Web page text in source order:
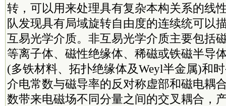
转，可以用来处理具有复杂本构关系的线
队发现具有局域旋转自由度的连续统可以
互易光学介质。非互易光学介质主要包括
等离子体、磁性绝缘体、稀磁或铁磁半导
(多铁材料、拓扑绝缘体及Weyl半金属)和
介电常数与磁导率的反对称虚部和磁电耦
数带来电磁场不同分量之间的交叉耦合，